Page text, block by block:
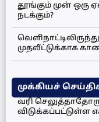
தூங்கும் முன் ஒரு
நடக்கும்?
முதலீட்டுக்காக
முக்கியச்
வரி
விடுக்கப்பட்டுள்ள